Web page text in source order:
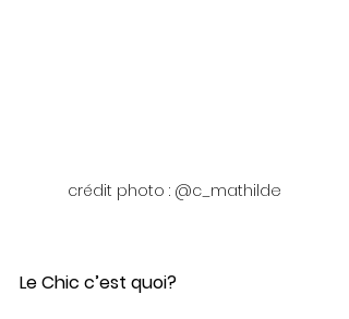
crédit photo : @c_mathilde
Le Chic c’est quoi?